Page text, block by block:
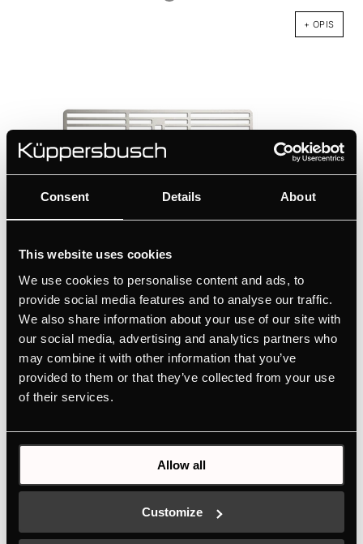
Consent Details About
This website uses cookies
We use cookies to personalise content and ads, to
provide social media features and to analyse our traffic.
We also share information about your use of our site with
our social media, advertising and analytics partners who
may combine it with other information that you’ve
provided to them or that they’ve collected from your use
of their services.
Allow all
Customize
+ OPIS
Kratka wentylacyjna Stal Nierdzewna
Kolor
+ OPIS